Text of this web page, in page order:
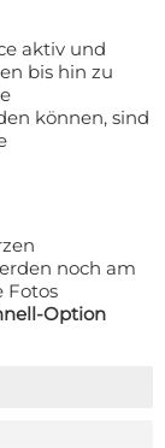
aktiv und
bis hin zu
können, sind
noch am
Fotos
Option